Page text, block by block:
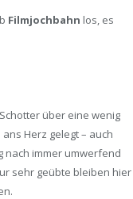
Filmjochbahn los, es
über eine wenig
Herz gelegt – auch
nach immer umwerfend
sehr geübte bleiben hier